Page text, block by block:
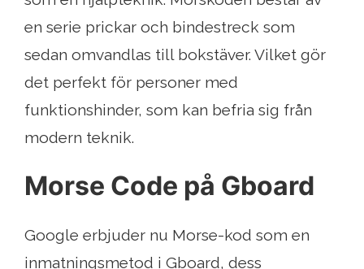
en serie prickar och bindestreck som
sedan omvandlas till bokstäver. Vilket gör
det perfekt för personer med
funktionshinder, som kan befria sig från
modern teknik.
Morse Code på Gboard
Google erbjuder nu Morse-kod som en
inmatningsmetod i Gboard, dess